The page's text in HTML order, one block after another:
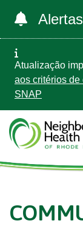
Alertas
Atualização
aos critérios
SNAP